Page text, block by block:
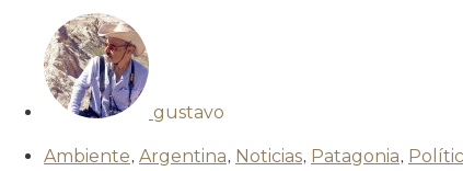
gustavo
Ambiente, Argentina, Noticias, Patagonia,